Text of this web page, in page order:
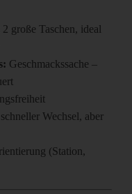
große Taschen, ideal
Geschmackssache –
schneller Wechsel, aber
(Station,